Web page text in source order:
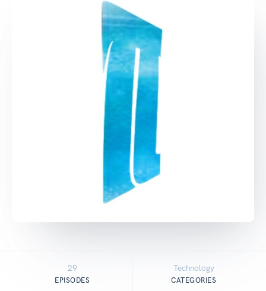
29
EPISODES
Technology
CATEGORIES